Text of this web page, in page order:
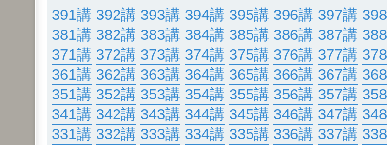
391講 392講 393講 394講 395講 396講 397講
381講 382講 383講 384講 385講 386講 387講
371講 372講 373講 374講 375講 376講 377講
361講 362講 363講 364講 365講 366講 367講
351講 352講 353講 354講 355講 356講 357講
341講 342講 343講 344講 345講 346講 347講
331講 332講 333講 334講 335講 336講 337講